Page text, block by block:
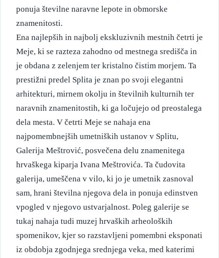
ponuja številne naravne lepote in obmorske
znamenitosti.
Ena najlepših in najbolj ekskluzivnih mestnih četrti je
Meje, ki se razteza zahodno od mestnega središča in
je obdana z zelenjem ter kristalno čistim morjem. Ta
prestižni predel Splita je znan po svoji elegantni
arhitekturi, mirnem okolju in številnih kulturnih ter
naravnih znamenitostih, ki ga ločujejo od preostalega
dela mesta. V četrti Meje se nahaja ena
najpomembnejših umetniških ustanov v Splitu,
Galerija Meštrović, posvečena delu znamenitega
hrvaškega kiparja Ivana Meštrovića. Ta čudovita
galerija, umeščena v vilo, ki jo je umetnik zasnoval
sam, hrani številna njegova dela in ponuja edinstven
vpogled v njegovo ustvarjalnost. Poleg galerije se
tukaj nahaja tudi muzej hrvaških arheoloških
spomenikov, kjer so razstavljeni pomembni eksponati
iz obdobja zgodnjega srednjega veka, med katerimi